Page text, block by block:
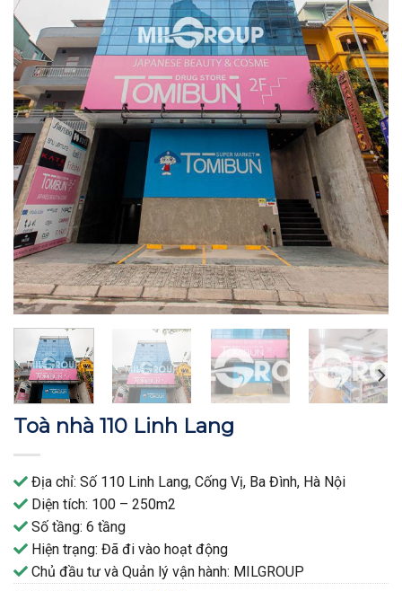
Toà nhà 110 Linh Lang
Địa chỉ: Số 110 Linh Lang, Cống Vị, Ba Đình, Hà Nội
Diện tích: 100 – 250m2
Số tầng: 6 tầng
Hiện trạng: Đã đi vào hoạt động
Chủ đầu tư và Quản lý vận hành: MILGROUP
Tòa nhà 16A15 Lý Nam Đế
—